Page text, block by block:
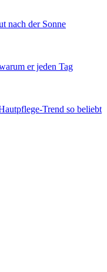
nach der Sonne
er jeden Tag
Trend so beliebt